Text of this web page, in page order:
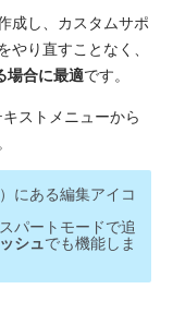
成し、カスタムサポ
り直すことなく、
場合に最適です。
ストメニューから
にある編集アイコ
パートモードで追
シュでも機能しま